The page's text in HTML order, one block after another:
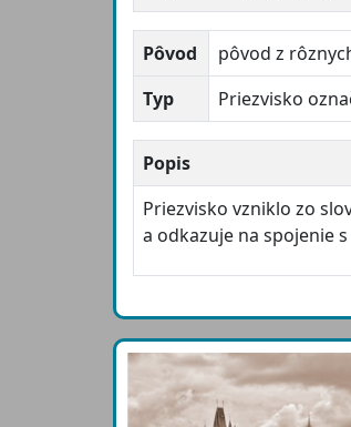
Pôvod
pôvod z
Typ
Priezvisko
Popis
Priezvisko vzniklo zo
a odkazuje na spojenie